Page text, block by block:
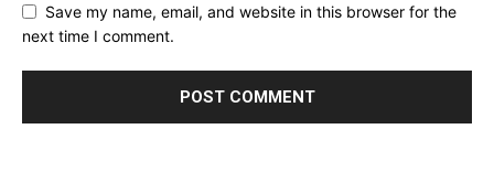
Save my name, email, and website in this browser for the
next time I comment.